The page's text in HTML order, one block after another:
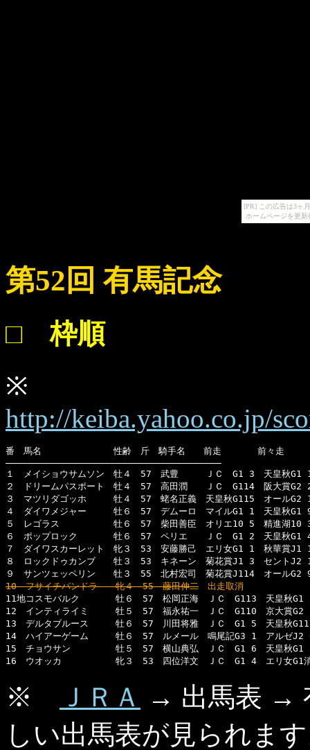
[PR] この広告は3ヶ
ホームページを更
第52回 有馬記念
□ 枠順
※
http://keiba.yahoo.co.jp/
番　馬名　　　　　　　　性齢　斤　騎手名　　前走　　　　前々走　　
―――――――――――――――――――――――――――――――――――――――
１　メイショウサムソン　牡４　57　武豊　　　ＪＣ　G1 3　天皇秋G1
２　ドリームパスポート　牡４　57　高田潤　　ＪＣ　G114　阪大賞
３　マツリダゴッホ　　　牡４　57　蛯名正義　天皇秋G115　オール
４　ダイワメジャー　　　牡６　57　デムーロ　マイルG1 1　天皇秋G1
５　レゴラス　　　　　　牡６　57　柴田善臣　オリエ10 5　精進湖
６　ポップロック　　　　牡６　57　ペリエ　　ＪＣ　G1 2　天皇秋G1
７　ダイワスカーレット　牝３　53　安藤勝己　エリ女G1 1　秋華賞
８　ロックドゥカンブ　　牡３　53　キネーン　菊花賞J1 3　セント
10　フサイチパンドラ　　牝４　55　藤田伸二 出走取消
11地コスモバルク　　　　牡６　57　松岡正海　ＪＣ　G113　天皇秋G1
12　インティライミ　　　牡５　57　福永祐一　ＪＣ　G110　京大賞
13　デルタブルース　　　牡６　57　川田将雅　ＪＣ　G1 5　天皇秋
14　ハイアーゲーム　　　牡６　57　ルメール　鳴尾記G3 1　アルゼ
15　チョウサン　　　　　牡５　57　横山典弘　ＪＣ　G1 6　天皇秋
16　ウオッカ　　　　　　牝３　53　四位洋文　ＪＣ　G1 4　エリ女
※ ＪＲＡ
→ 出馬表 →
しい出馬表が見られま